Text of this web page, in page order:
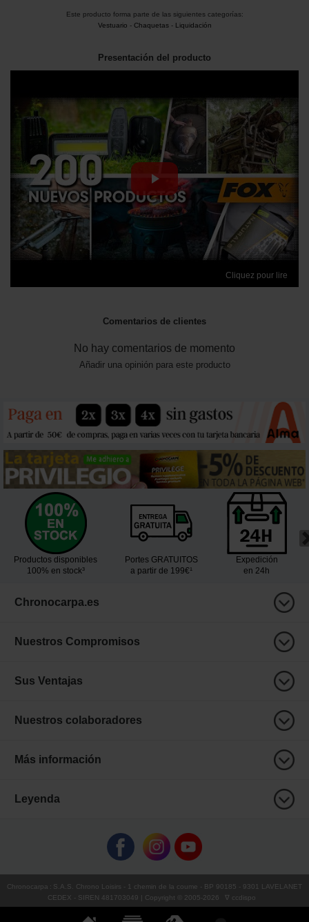
Este producto forma parte de las siguientes categorías:
Vestuario - Chaquetas- Liquidación
Presentación del producto
Cliquez pour lire
Comentarios de clientes
No hay comentarios de momento
Añadir una opinión para este producto
Productos disponibles
100% en stock³
Portes GRATUITOS
a partir de 199€¹
Expedición
en 24h
Chronocarpa.es
Nuestros Compromisos
Sus Ventajas
Nuestros colaboradores
Más información
Leyenda
Chronocarpa : S.A.S. Chrono Loisirs - 1 chemin de la coume - BP 90185 - 9301 LAVELANET
CEDEX - SIREN 481703049 | Copyright © 2005-2026 ∇ ccdispo